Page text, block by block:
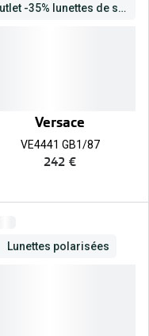
Outlet -35% lunettes de soleil complètes
Versace
VE4441 GB1/87
242 €
Lunettes polarisées